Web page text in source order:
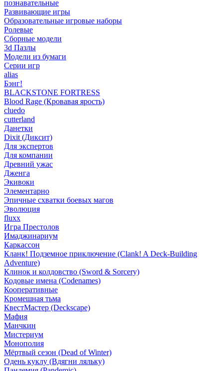
познавательные
Развивающие игры
Образовательные игровые наборы
Ролевые
Сборные модели
3d Пазлы
Модели из бумаги
Серии игр
alias
Бэнг!
BLACKSTONE FORTRESS
Blood Rage (Кровавая ярость)
cluedo
cutterland
Данетки
Dixit (Диксит)
Для экспертов
Для компании
Древний ужас
Дженга
Экивоки
Элементарно
Эпичные схватки боевых магов
Эволюция
fluxx
Игра Престолов
Имаджинариум
Каркассон
Кланк! Подземное приключение (Clank! A Deck-Building
Adventure)
Клинок и колдовство (Sword & Sorcery)
Кодовые имена (Codenames)
Кооперативные
Кромешная тьма
КвестМастер (Deckscape)
Мафия
Манчкин
Мистериум
Монополия
Мёртвый сезон (Dead of Winter)
Одень куклу (Вдягни ляльку)